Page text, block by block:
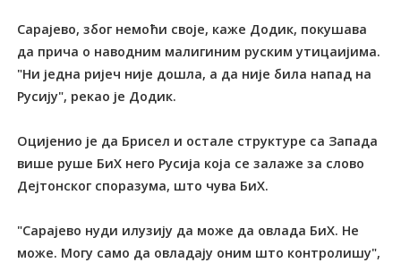
Сарајево, због немоћи своје, каже Додик, покушава
да прича о наводним малигиним руским утицаијима.
"Ни једна ријеч није дошла, а да није била напад на
Русију", рекао је Додик.
Оцијенио је да Брисел и остале структуре са Запада
више руше БиХ него Русија која се залаже за слово
Дејтонског споразума, што чува БиХ.
"Сарајево нуди илузију да може да овлада БиХ. Не
може. Могу само да овладају оним што контролишу",